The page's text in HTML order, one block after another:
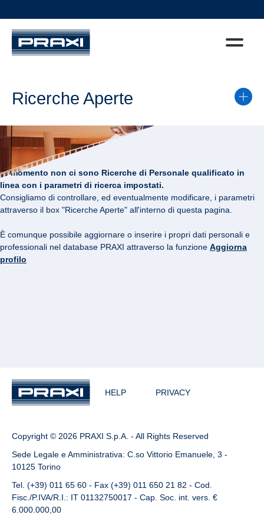
Ricerche Aperte
Al momento non ci sono Ricerche di Personale qualificato in
linea con i parametri di ricerca impostati.
Consigliamo di controllare, ed eventualmente modificare, i parametri
attraverso il box "Ricerche Aperte" all'interno di questa pagina.
È comunque possibile aggiornare o inserire i propri dati personali e
professionali nel database PRAXI attraverso la funzione Aggiorna
profilo
HELP PRIVACY
Copyright © 2026 PRAXI S.p.A. - All Rights Reserved
Sede Legale e Amministrativa: C.so Vittorio Emanuele, 3 -
10125 Torino
Tel. (+39) 011 65 60 - Fax (+39) 011 650 21 82 - Cod.
Fisc./P.IVA/R.I.: IT 01132750017 - Cap. Soc. int. vers. €
6.000.000,00